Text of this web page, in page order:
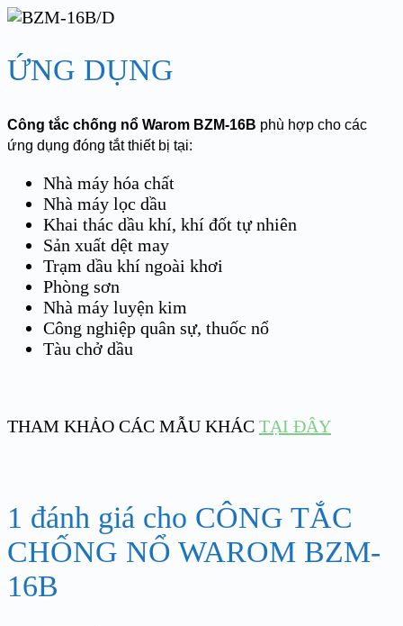
ỨNG DỤNG
Công tắc chống nổ Warom BZM-16B phù hợp cho các
ứng dụng đóng tắt thiết bị tại:
Nhà máy hóa chất
Nhà máy lọc dầu
Khai thác dầu khí, khí đốt tự nhiên
Sản xuất dệt may
Trạm dầu khí ngoài khơi
Phòng sơn
Nhà máy luyện kim
Công nghiệp quân sự, thuốc nổ
Tàu chở dầu
THAM KHẢO CÁC MẪU KHÁC TẠI ĐÂY
1 đánh giá cho CÔNG TẮC
CHỐNG NỔ WAROM BZM-
16B